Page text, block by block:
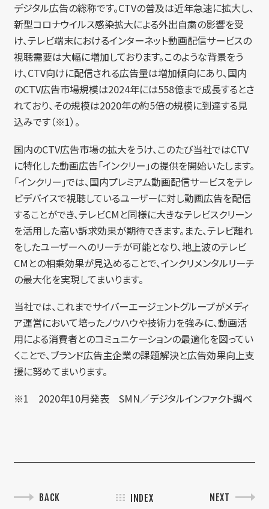
デジタル広告の総称です。CTVの普及は近年急速に拡大し、
新型コロナウイルス感染拡大による外出自粛の影響を受
け、テレビ端末におけるインターネット動画配信サービスの
視聴需要は大幅に増加しております。このような背景をう
け、CTV向けに配信される広告量は増加傾向にあり、国内
のCTV広告市場規模は2024年には558億まで成長するとさ
れており、その規模は2020年の約5倍の規模に到達する見
込みです（※1）。
国内のCTV広告市場の拡大をうけ、このたび当社ではCTV
に特化した動画広告「インクリー」の提供を開始いたします。
「インクリー」では、国内プレミアム動画配信サービスをテレ
ビデバイスで視聴しているユーザーに対し動画広告を配信
することができ、テレビCMと同様に大きなテレビスクリーン
を活用した高い訴求効果が期待できます。また、テレビ離れ
をしたユーザーへのリーチが可能となり、地上波のテレビ
CMとの相乗効果が見込めることで、インクリメンタルリーチ
の最大化を実現してまいります。
当社では、これまでサイバーエージェントグループがメディ
ア運営において培ったノウハウや技術力を強みに、動画活
用による消費者とのコミュニケーションの最適化を図ってい
くことで、ブランド広告主企業の課題解決と広告効果向上支
援に努めてまいります。
※1 2020年10月発表 SMN／デジタルインファクト調べ
BACK INDEX NEXT